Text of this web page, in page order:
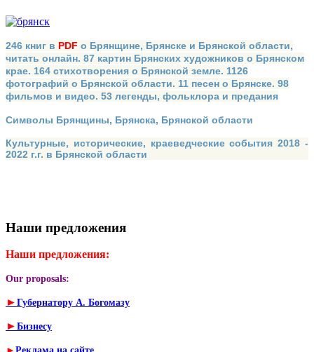
246 книг в PDF о Брянщине, Брянске и Брянской области,
читать онлайн. 87 картин Брянских художников о Брянском
крае. 164 стихотворения о Брянской земле. 1126
фотографий о Брянской области. 11 песен о Брянске. 98
фильмов и видео. 53 легенды, фольклора и предания
Символы Брянщины, Брянска, Брянской области
Культурные, исторические, краеведческие события 2018 -
2022 г.г. в Брянской области
Наши предложения
Наши предложения:
Our proposals:
► Губернатору А. Богомазу
► Бизнесу